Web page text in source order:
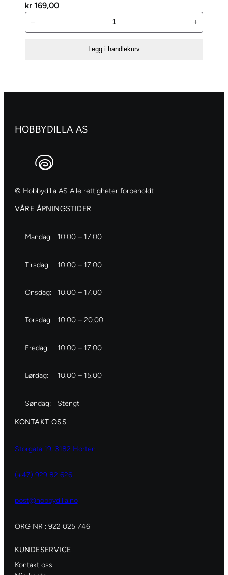
kr 169,00
and
That
antall
− +
Legg i handlekurv
HOBBYDILLA AS
© Hobbydilla AS Alle rettigheter forbeholdt
VÅRE ÅPNINGSTIDER
Mandag: 10.00 – 17.00
Tirsdag: 10.00 – 17.00
Onsdag: 10.00 – 17.00
Torsdag: 10.00 – 20.00
Fredag: 10.00 – 17.00
Lørdag: 10.00 – 15.00
Søndag: Stengt
KONTAKT OSS
Storgata 19, 3182 Horten
(+47) 929 82 626
post@hobbydilla.no
ORG NR : 922 025 746
KUNDESERVICE
Kontakt oss